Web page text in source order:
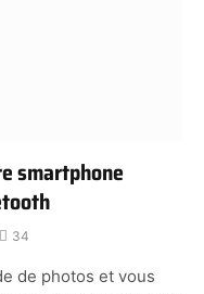
smartphone
34
de photos et vous